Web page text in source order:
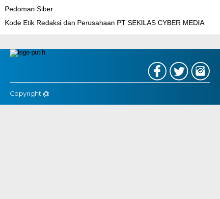
Pedoman Siber
Kode Etik Redaksi dan Perusahaan PT SEKILAS CYBER MEDIA
Copyright @